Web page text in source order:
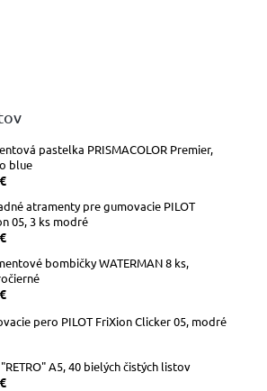
pastelka PRISMACOLOR Premier,
blue
atramenty pre gumovacie PILOT
05, 3 ks modré
bombičky WATERMAN 8 ks,
pero PILOT FriXion Clicker 05, modré
A5, 40 bielých čistých listov